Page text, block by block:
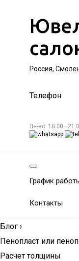
Россия,
Телефон:
Пн-вс:
График
Контакты
Блог ›
Пенопласт или
Расчет толщины